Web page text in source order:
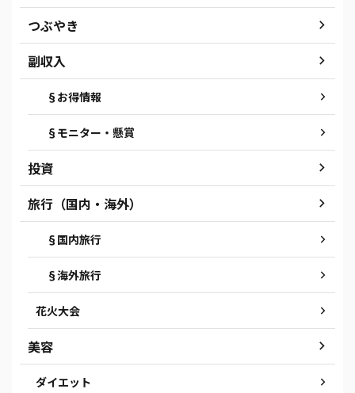
つぶやき
副収入
§お得情報
§モニター・懸賞
投資
旅行（国内・海外）
§国内旅行
§海外旅行
花火大会
美容
ダイエット